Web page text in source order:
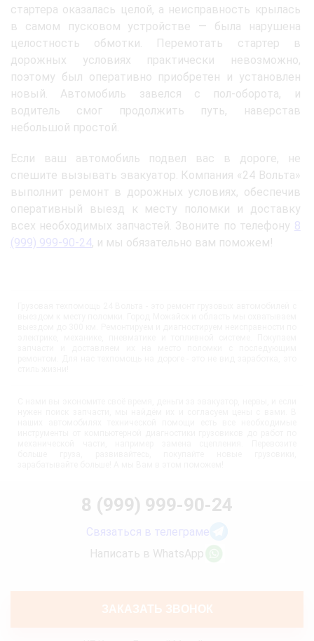
стартера оказалась целой, а неисправность крылась
в самом пусковом устройстве — была нарушена
целостность обмотки. Перемотать стартер в
дорожных условиях практически невозможно,
поэтому был оперативно приобретен и установлен
новый. Автомобиль завелся с пол-оборота, и
водитель смог продолжить путь, наверстав
небольшой простой.
Если ваш автомобиль подвел вас в дороге, не
спешите вызывать эвакуатор. Компания «24 Вольта»
выполнит ремонт в дорожных условиях, обеспечив
оперативный выезд к месту поломки и доставку
всех необходимых запчастей. Звоните по телефону 8
(999) 999-90-24, и мы обязательно вам поможем!
8 (999) 999-90-24
Связаться в телеграме
Написать в WhatsApp
ЗАКАЗАТЬ ЗВОНОК